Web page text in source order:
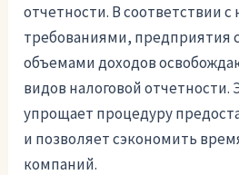
отчетности. В соответствии
требованиями, предприятия
объемами доходов
видов налоговой отчетности.
упрощает процедуру
и позволяет сэкономить
компаний.